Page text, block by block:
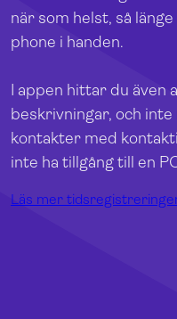
när som helst, så
phone i handen.
I appen hittar du även
beskrivningar, och
kontakter med
inte ha tillgång till en
Läs mer